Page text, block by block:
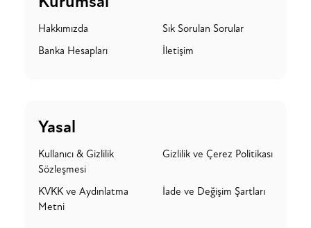
Hakkımızda
Sık Sorulan Sorular
Banka Hesapları
İletişim
Yasal
Kullanıcı & Gizlilik
Sözleşmesi
Gizlilik ve Çerez Politikası
KVKK ve Aydınlatma
Metni
İade ve Değişim Şartları